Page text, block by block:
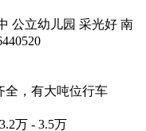
公立幼儿园 采光好 南
全，有大吨位行车
万 - 3.5万